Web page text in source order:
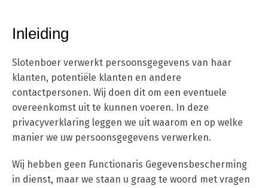
Inleiding
Slotenboer verwerkt persoonsgegevens van haar
klanten, potentiële klanten en andere
contactpersonen. Wij doen dit om een eventuele
overeenkomst uit te kunnen voeren. In deze
privacyverklaring leggen we uit waarom en op welke
manier we uw persoonsgegevens verwerken.
Wij hebben geen Functionaris Gegevensbescherming
in dienst, maar we staan u graag te woord met vragen